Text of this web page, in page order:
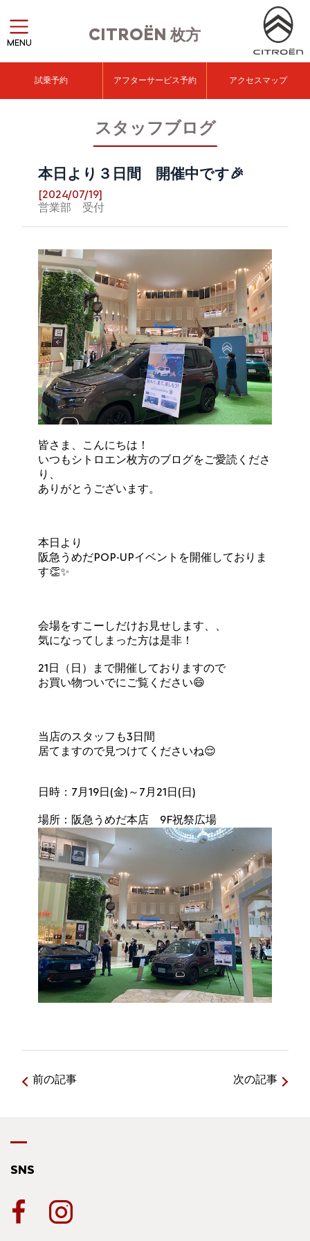
CITROËN 枚方
MENU
試乗予約 アフターサービス予約 アクセスマップ
スタッフブログ
本日より３日間 開催中です🎉
[2024/07/19]
営業部 受付
皆さま、こんにちは！
いつもシトロエン枚方のブログをご愛読くださ
り、
ありがとうございます。
本日より
阪急うめだPOP-UPイベントを開催しておりま
す👏✨
会場をすこーしだけお見せします、、
気になってしまった方は是非！
21日（日）まで開催しておりますので
お買い物ついでにご覧ください😄
当店のスタッフも3日間
居てますので見つけてくださいね😌
日時：7月19日(金)～7月21日(日)
場所：阪急うめだ本店 9F祝祭広場
前の記事 次の記事
SNS